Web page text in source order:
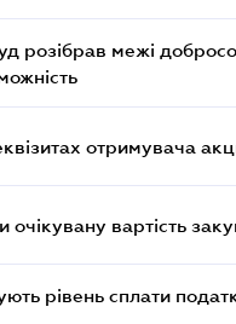
розібрав межі
отримувача
вартість
рівень сплати